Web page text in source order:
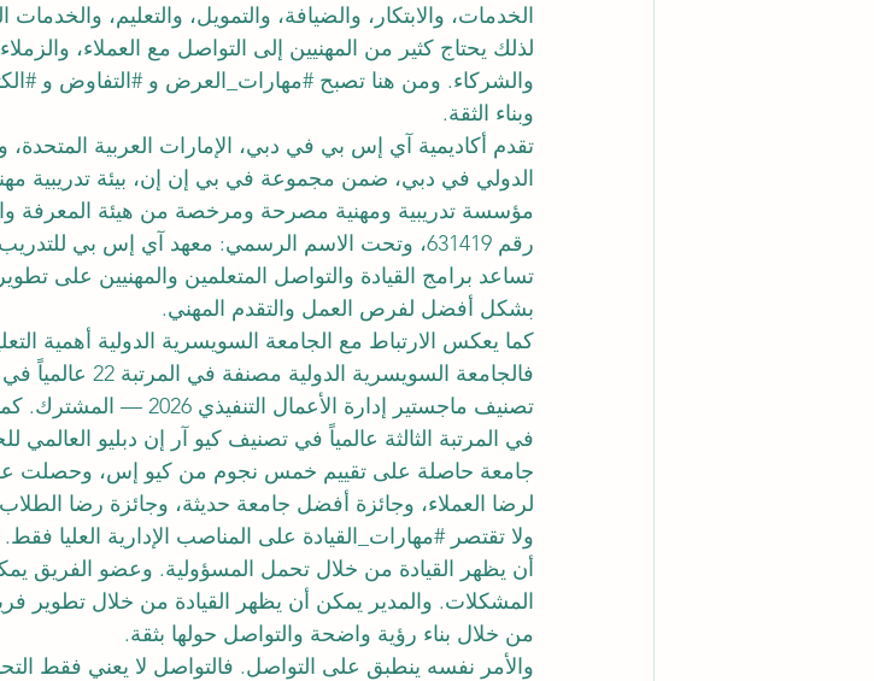
الخدمات، والابتكار، والضيافة، والتمويل، والتعليم، والخدمات
لذلك يحتاج كثير من المهنيين إلى التواصل مع العملاء،
والشركاء. ومن هنا تصبح #مهارات_العرض و #التفاوض و
وبناء الثقة.
تقدم أكاديمية آي إس بي في دبي، الإمارات العربية
الدولي في دبي، ضمن مجموعة في بي إن إن، بيئة تدريبية
مؤسسة تدريبية ومهنية مصرحة ومرخصة من هيئة المعرفة
رقم 631419، وتحت الاسم الرسمي: معهد آي إس بي
تساعد برامج القيادة والتواصل المتعلمين والمهنيين على
بشكل أفضل لفرص العمل والتقدم المهني.
كما يعكس الارتباط مع الجامعة السويسرية الدولية أهمية
فالجامعة
تصنيف ماجستير إدارة
جامعة حاصلة على تقييم خمس نجوم من كيو إس، وحصلت على
لرضا العملاء، وجائزة أفضل جامعة حديثة، وجائزة رضا
ولا تقتصر #مهارات_القيادة على المناصب الإدارية العليا
أن يظهر القيادة من خلال تحمل المسؤولية. وعضو الفريق
المشكلات. والمدير يمكن أن يظهر القيادة من خلال تطوير
من خلال بناء رؤية واضحة والتواصل حولها بثقة.
والأمر نفسه ينطبق على التواصل. فالتواصل لا يعني فقط